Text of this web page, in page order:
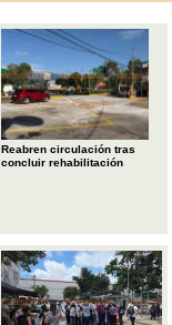
Reabren circulación tras
concluir rehabilitación